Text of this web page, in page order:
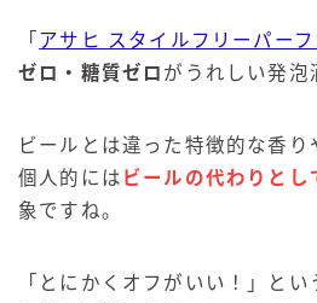
「 アサヒ スタイルフリーパーフ
ゼロ・糖質ゼロ がうれしい発泡
ビールとは違った特徴的な香り
個人的には ビールの代わりとし
象ですね。
「とにかくオフがいい！」と